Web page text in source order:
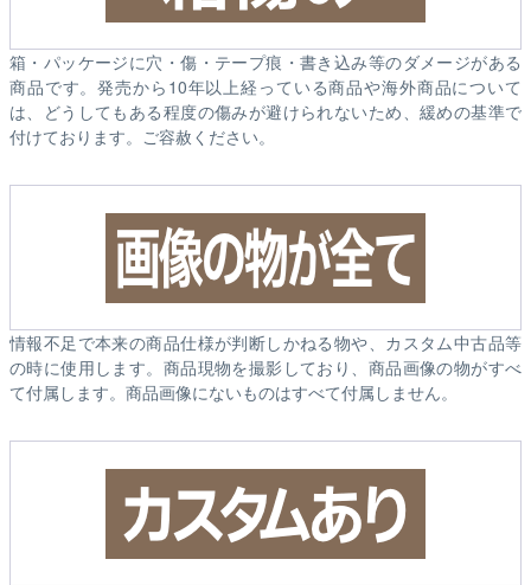
箱・パッケージに穴・傷・テープ痕・書き込み等のダメージがある
商品です。発売から10年以上経っている商品や海外商品について
は、どうしてもある程度の傷みが避けられないため、緩めの基準で
付けております。ご容赦ください。
情報不足で本来の商品仕様が判断しかねる物や、カスタム中古品等
の時に使用します。商品現物を撮影しており、商品画像の物がすべ
て付属します。商品画像にないものはすべて付属しません。